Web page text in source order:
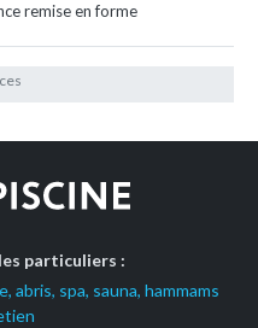
remise en forme
particuliers :
abris, spa, sauna, hammams